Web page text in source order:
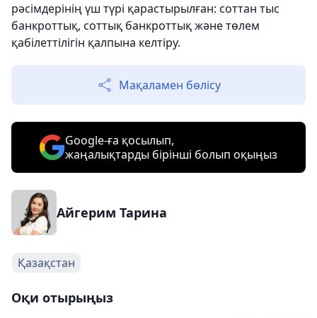
рәсімдерінің үш түрі қарастырылған: соттан тыс
банкроттық, соттық банкроттық және төлем
қабілеттілігін қалпына келтіру.
Мақаламен бөлісу
Google-ға қосылып,
жаңалықтарды бірінші болып оқыңыз
Айгерим Тарина
Қазақстан
Оқи отырыңыз